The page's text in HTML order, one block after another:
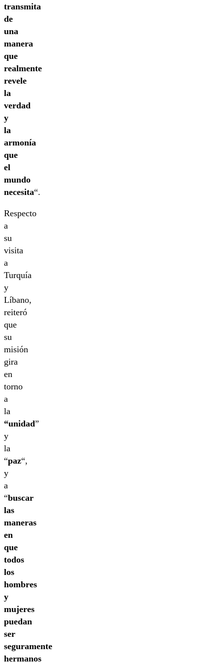
transmita
de
una
manera
que
realmente
revele
la
verdad
y
la
armonía
que
el
mundo
necesita“.
Respecto
a
su
visita
a
Turquía
y
Líbano,
reiteró
que
su
misión
gira
en
torno
a
la
“unidad”
y
la
“paz“,
y
a
“buscar
las
maneras
en
que
todos
los
hombres
y
mujeres
puedan
ser
seguramente
hermanos